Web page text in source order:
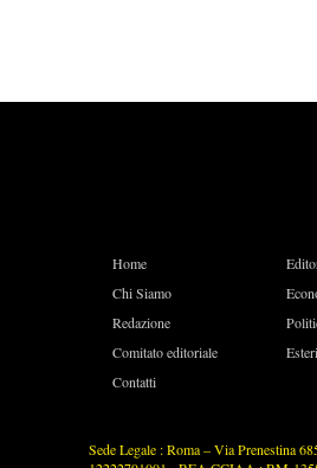
Home
Chi Siamo
Redazione
Comitato editoriale
Contatti
Esteri
Sede Legale : Roma – Via Prenestina